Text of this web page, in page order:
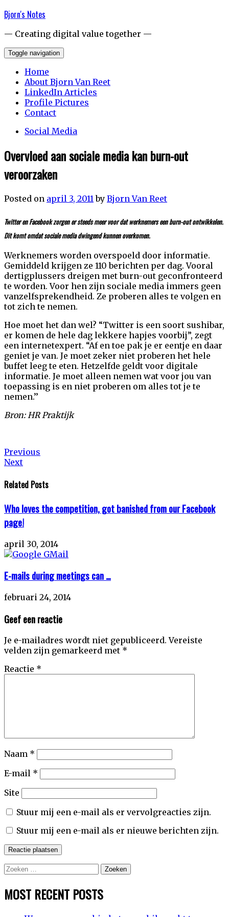
Skip
content
Bjorn's Notes
— Creating digital value together —
Toggle navigation
Home
About Bjorn Van Reet
LinkedIn Articles
Profile Pictures
Contact
Social Media
Overvloed aan sociale media kan burn-out
veroorzaken
Posted on april 3, 2011 by Bjorn Van Reet
Twitter en Facebook zorgen er steeds meer voor dat werknemers een burn-out ontwikkelen.
Dit komt omdat sociale media dwingend kunnen overkomen.
Werknemers worden overspoeld door informatie.
Gemiddeld krijgen ze 110 berichten per dag. Vooral
dertigplussers dreigen met burn-out geconfronteerd
te worden. Voor hen zijn sociale media immers geen
vanzelfsprekendheid. Ze proberen alles te volgen en
tot zich te nemen.
Hoe moet het dan wel? “Twitter is een soort sushibar,
er komen de hele dag lekkere hapjes voorbij”, zegt
een internetexpert. “Af en toe pak je er eentje en daar
geniet je van. Je moet zeker niet proberen het hele
buffet leeg te eten. Hetzelfde geldt voor digitale
informatie. Je moet alleen nemen wat voor jou van
toepassing is en niet proberen om alles tot je te
nemen.’’
Bron: HR Praktijk
Bericht
Previous
NextNext
Related Posts
Who loves the competition, got banished from our Facebook
page!
april 30, 2014
E-mails during meetings can …
februari 24, 2014
Geef een reactie
Je e-mailadres wordt niet gepubliceerd. Vereiste
velden zijn gemarkeerd met *
Reactie *
Naam *
E-mail *
Site
Stuur mij een e-mail als er vervolgreacties zijn.
Stuur mij een e-mail als er nieuwe berichten zijn.
Zoeken
MOST RECENT POSTS